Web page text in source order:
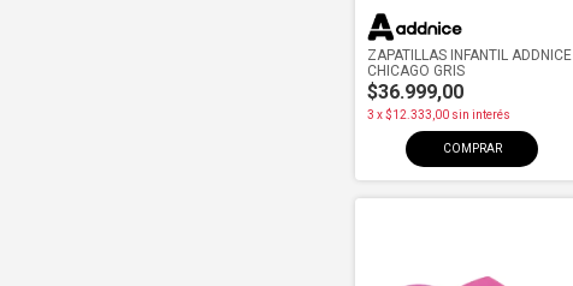
ZAPATILLAS INFANTIL ADDNICE
CHICAGO GRIS
$36.999,00
3 x$12.333,00 sin interés
COMPRAR